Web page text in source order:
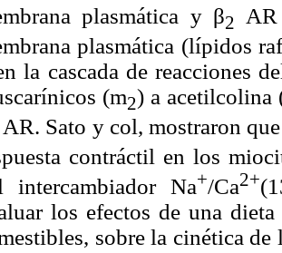
plasmática y β2
plasmática (lípidos
la cascada de reacciones
(m2) a acetilcolina
AR. Sato y col, mostraron
contráctil en los
intercambiador Na+/Ca2+
los efectos de una
sobre la cinética